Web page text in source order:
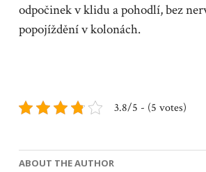
odpočinek v klidu a pohodlí, bez
popojíždění v kolonách.
3.8/5 - (5 votes)
ABOUT THE AUTHOR